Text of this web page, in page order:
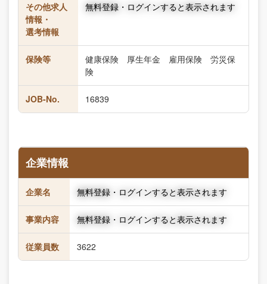
その他求人
情報・
選考情報
無料登録・ログインすると表示されます
保険等
健康保険 厚生年金 雇用保険 労災保
険
JOB-No. 16839
企業情報
企業名 無料登録・ログインすると表示されます
事業内容 無料登録・ログインすると表示されます
従業員数 3622